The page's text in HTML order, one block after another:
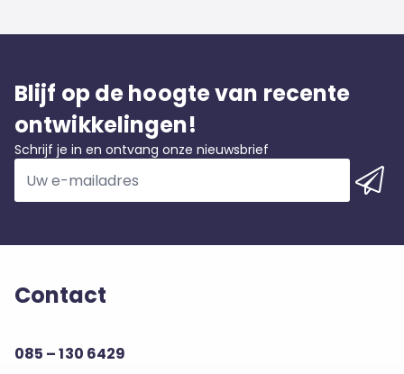
Blijf op de hoogte van recente
ontwikkelingen!
Schrijf je in en ontvang onze nieuwsbrief
Contact
085 – 130 6429